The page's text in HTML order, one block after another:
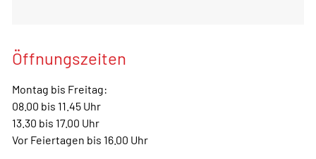
Öffnungszeiten
Montag bis Freitag:
08.00 bis 11.45 Uhr
13.30 bis 17.00 Uhr
Vor Feiertagen bis 16.00 Uhr